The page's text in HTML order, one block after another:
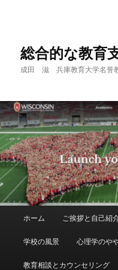
へ
移
動
移
動
総合的な教育
成田 滋 兵庫教育大学名誉
ホーム ご挨拶と自己紹
学校の風景 心理学のや
教育相談とカウンセリング